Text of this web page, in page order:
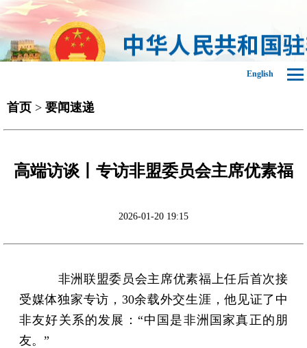
English
首页 > 要闻速递
高端访谈丨专访非盟委员会主席优素福
2026-01-20 19:15
非洲联盟委员会主席优素福上任后首次接
受媒体独家专访，30余载外交生涯，他见证了中
非友好关系的发展：“中国是非洲国家真正的朋
友。”